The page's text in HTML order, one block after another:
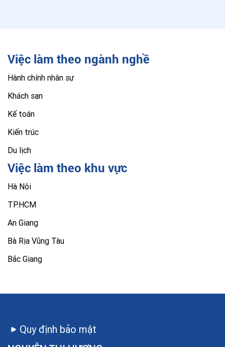
Việc làm theo ngành nghề
Hành chính nhân sự
Khách sạn
Kế toán
Kiến trúc
Du lịch
Việc làm theo khu vực
Hà Nội
TP.HCM
An Giang
Bà Rịa Vũng Tàu
Bắc Giang
Quy định bảo mật